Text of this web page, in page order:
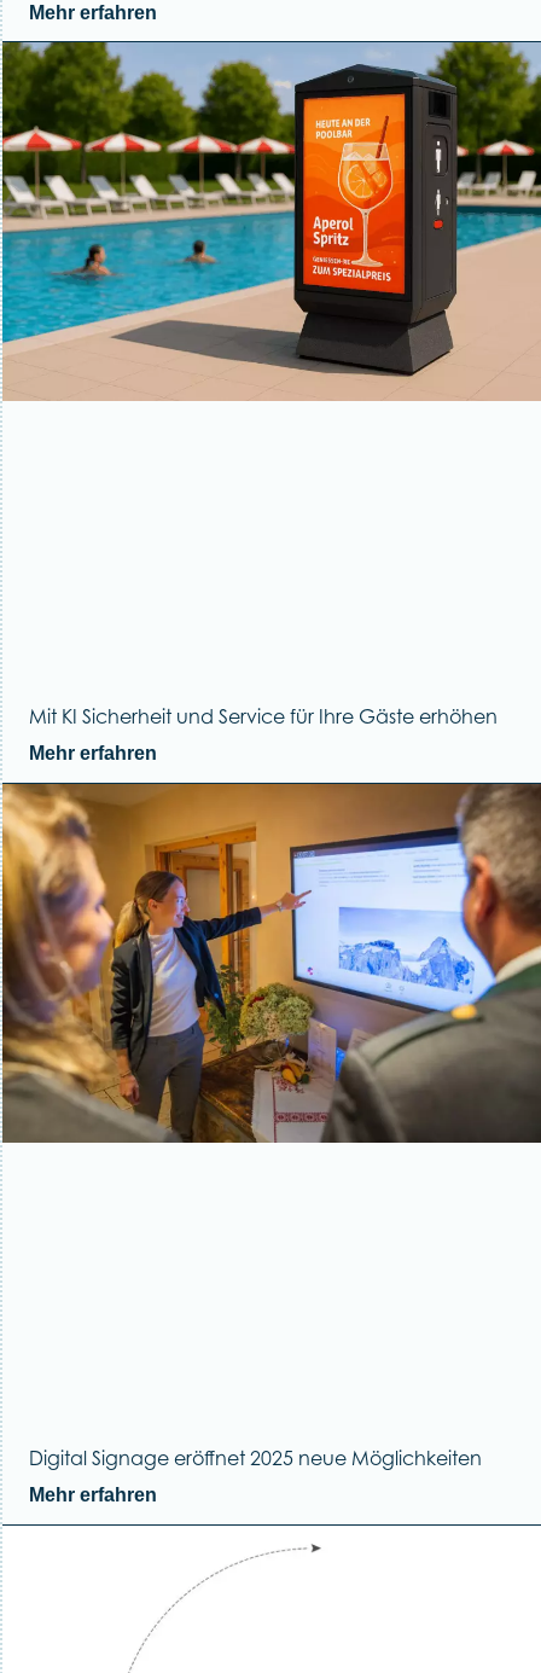
Mehr erfahren
Mit KI Sicherheit und Service für Ihre Gäste erhöhen
Mehr erfahren
Digital Signage eröffnet 2025 neue Möglichkeiten
Mehr erfahren